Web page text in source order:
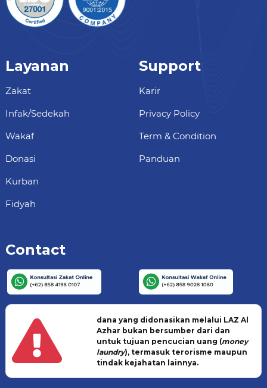
Layanan
Zakat
Infak/Sedekah
Wakaf
Donasi
Kurban
Fidyah
Support
Karir
Privacy Policy
Term & Condition
Panduan
Contact
dana yang didonasikan melalui LAZ Al
Azhar bukan bersumber dari dan
untuk tujuan pencucian uang (money
laundry), termasuk terorisme maupun
tindak kejahatan lainnya.